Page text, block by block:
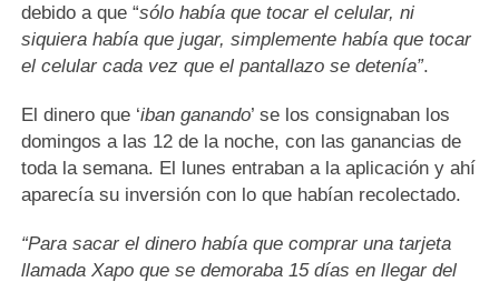
debido a que “sólo había que tocar el celular, ni
siquiera había que jugar, simplemente había que tocar
el celular cada vez que el pantallazo se detenía”.
El dinero que ‘iban ganando’ se los consignaban los
domingos a las 12 de la noche, con las ganancias de
toda la semana. El lunes entraban a la aplicación y ahí
aparecía su inversión con lo que habían recolectado.
“Para sacar el dinero había que comprar una tarjeta
llamada Xapo que se demoraba 15 días en llegar del